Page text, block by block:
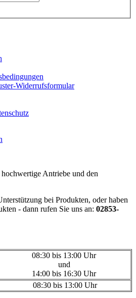
Widerrufsformular
Antriebe und den
bei Produkten, oder haben
- dann rufen Sie uns an: 02853-
08:30 bis 13:00 Uhr
und
14:00 bis 16:30 Uhr
08:30 bis 13:00 Uhr